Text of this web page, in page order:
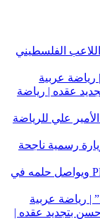
الفلسطيني
عقده | رياضة
علي للرياضة
رسمية ناجحة
الكيالي يتأهل إلى نصف نهائي PFL MENA ويواصل حلمه في
| رياضة عربية
بتجديد عقده |